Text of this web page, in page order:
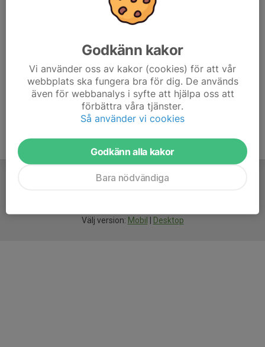
Välj version: Mobil Desktop
Godkänn kakor
Vi använder oss av kakor (cookies) för att vår
webbplats ska fungera bra för dig. De används
även för webbanalys i syfte att hjälpa oss att
förbättra våra tjänster.
Så använder vi cookies
Godkänn alla kakor
Bara nödvändiga